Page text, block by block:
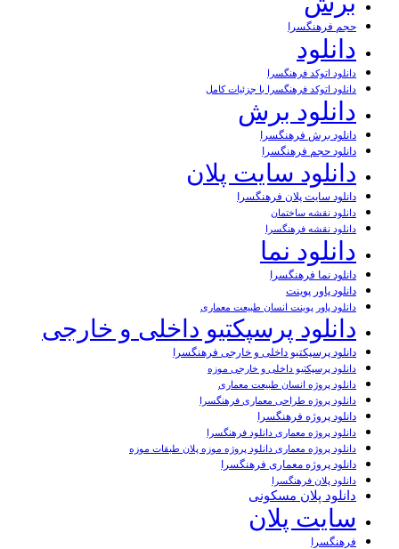
حجم فرهنگسرا
دانلود
دانلود اتوکد فرهنگسرا
دانلود اتوکد فرهنگسرا با جزئیات کامل
دانلود برش
دانلود برش فرهنگسرا
دانلود حجم فرهنگسرا
دانلود سایت پلان
دانلود سایت پلان فرهنگسرا
دانلود نقشه ساختمان
دانلود نقشه فرهنگسرا
دانلود نما
دانلود نما فرهنگسرا
دانلود پاور پوینت
دانلود پاور پوینت انسان طبیعت معماری
دانلود پرسپکتیو داخلی و خارجی
دانلود پرسپکتیو داخلی و خارجی فرهنگسرا
دانلود پرسپکتیو داخلی و خارجی موزه
دانلود پروژه انسان طبیعت معماری
دانلود پروژه طراحی معماری فرهنگسرا
دانلود پروژه فرهنگسرا
دانلود پروژه معماری دانلود فرهنگسرا
دانلود پروژه معماری دانلود پروژه موزه پلان طبقات موزه
دانلود پروژه معماری فرهنگسرا
دانلود پلان فرهنگسرا
دانلود پلان مسکونی
سایت پلان
فرهنگسرا